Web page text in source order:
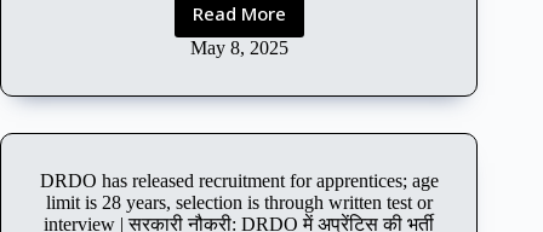
Read More
T
o
a
s
t
h
May 8, 2025
DRDO has released recruitment for apprentices; age
limit is 28 years, selection is through written test or
interview | सरकारी नौकरी: DRDO में अप्रेंटिस की भर्ती